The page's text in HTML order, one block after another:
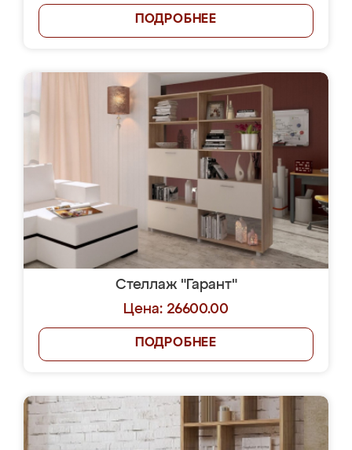
ПОДРОБНЕЕ
Стеллаж "Гарант"
Цена: 26600.00
ПОДРОБНЕЕ